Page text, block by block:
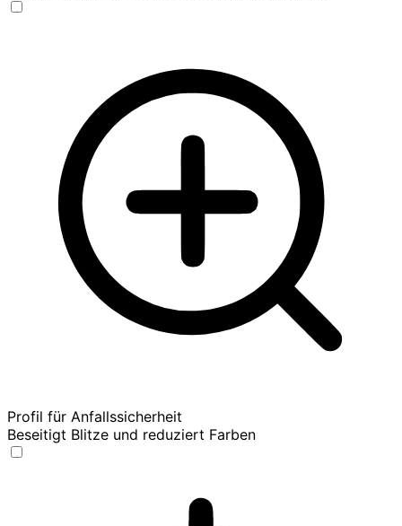
Profil für Anfallssicherheit
Beseitigt Blitze und reduziert Farben